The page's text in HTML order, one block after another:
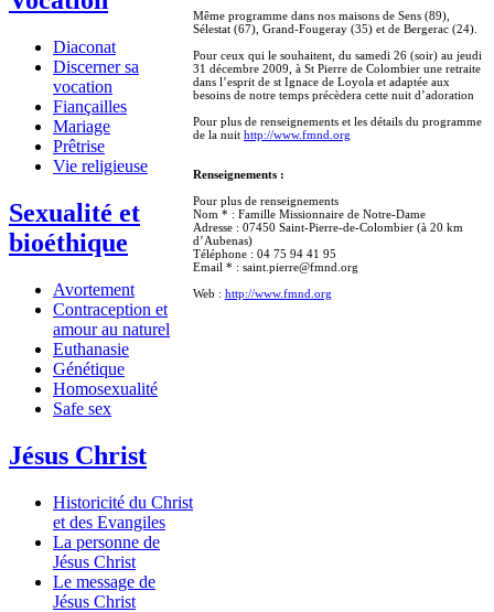
Diaconat
Discerner sa
vocation
Fiançailles
Mariage
Prêtrise
Vie religieuse
Sexualité et
bioéthique
Avortement
Contraception et
amour au naturel
Euthanasie
Génétique
Homosexualité
Safe sex
Jésus Christ
Historicité du Christ
et des Evangiles
La personne de
Jésus Christ
Le message de
Jésus Christ
Même programme dans nos maisons de Sens (89),
Sélestat (67), Grand-Fougeray (35) et de Bergerac (24).
Pour ceux qui le souhaitent, du samedi 26 (soir) au jeudi
31 décembre 2009, à St Pierre de Colombier une retraite
dans l’esprit de st Ignace de Loyola et adaptée aux
besoins de notre temps précèdera cette nuit d’adoration
Pour plus de renseignements et les détails du programme
de la nuit http://www.fmnd.org
Renseignements :
Pour plus de renseignements
Nom * : Famille Missionnaire de Notre-Dame
Adresse : 07450 Saint-Pierre-de-Colombier (à 20 km
d’Aubenas)
Téléphone : 04 75 94 41 95
Email * : saint.pierre@fmnd.org
Web : http://www.fmnd.org